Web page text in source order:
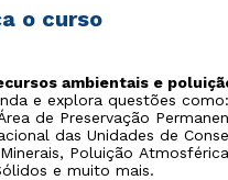
o curso
ambientais e
e explora questões
de Preservação
das Unidades de
Poluição
e muito mais.